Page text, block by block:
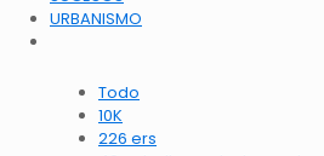
URBANISMO
Todo
10K
226 ers